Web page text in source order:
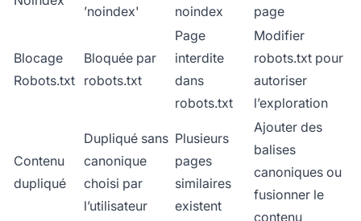
’noindex'
noindex
page
Blocage
Robots.txt
Bloquée par
robots.txt
Page
interdite
dans
robots.txt
Modifier
robots.txt pour
autoriser
l’exploration
Contenu
dupliqué
Dupliqué sans
canonique
choisi par
l’utilisateur
Plusieurs
pages
similaires
existent
Ajouter des
balises
canoniques ou
fusionner le
contenu